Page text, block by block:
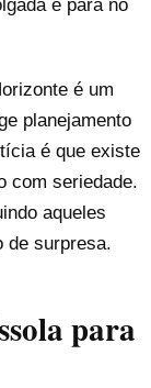
e para no
é um
planejamento
é que existe
com seriedade.
aqueles
de surpresa.
para